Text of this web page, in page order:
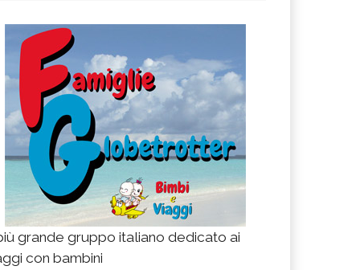
grande gruppo italiano dedicato ai
con bambini